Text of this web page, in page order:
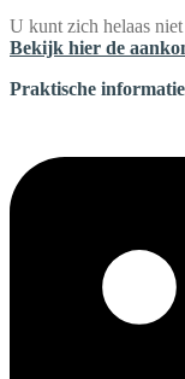
U kunt zich helaas
Bekijk hier de
Praktische informatie